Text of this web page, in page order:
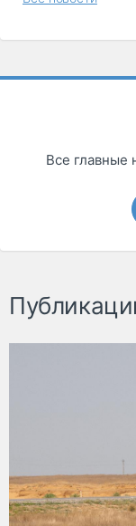
Все главные